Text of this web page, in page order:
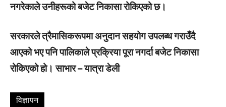
नगरेकाले उनीहरूको बजेट निकासा रोकिएको छ।
सरकारले त्रैमासिकरूपमा अनुदान सहयोग उपलब्ध गराउँदै
आएको भए पनि पालिकाले प्रक्रिया पूरा नगर्दा बजेट निकासा
रोकिएको हो। साभार – यात्रा डेली
विज्ञापन